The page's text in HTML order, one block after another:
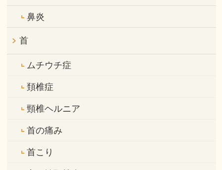
鼻炎
首
ムチウチ症
頚椎症
頸椎ヘルニア
首の痛み
首こり